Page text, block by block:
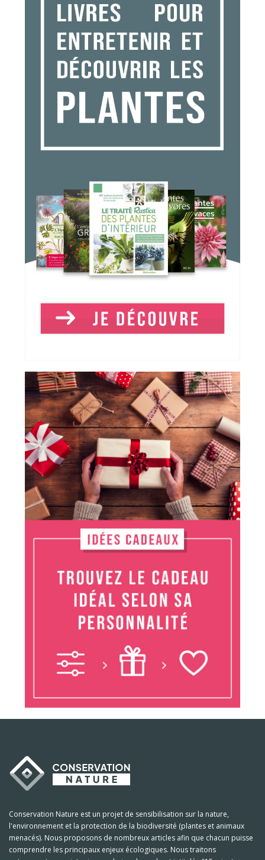
Conservation Nature est un projet de sensibilisation sur la nature,
l'environnement et la protection de la biodiversité (plantes et animaux
menacés). Nous proposons de nombreux articles afin que chacun puisse
comprendre les principaux enjeux écologiques. Nous traitons